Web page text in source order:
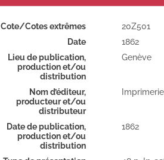
Die Leuchte : Unabhängige Zeitschrift für Freimaurer-Logen und Brüder, nr 6 oktober-dezember 1961 / Le Flambeau : Revue maçonnique indépendante pour Atelier et Frères, n°6 octobre-décembre 1961.
Cote/Cotes extrêmes
20Z501
Date
1862
Lieu de publication,
production et/ou
distribution
Genève
Nom d’éditeur,
producteur et/ou
distributeur
Date de publication,
production et/ou
distribution
1862